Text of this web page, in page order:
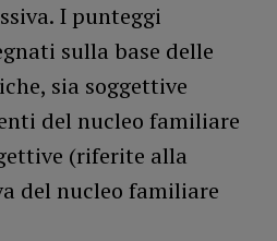
I punteggi
sulla base delle
sia soggettive
del nucleo familiare
(riferite alla
del nucleo familiare